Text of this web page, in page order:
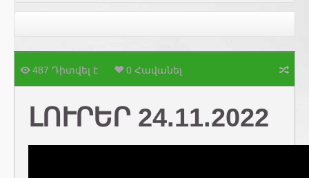
487 Դիտվել է 0 Հավանել
ԼՈՒՐԵՐ 24.11.2022